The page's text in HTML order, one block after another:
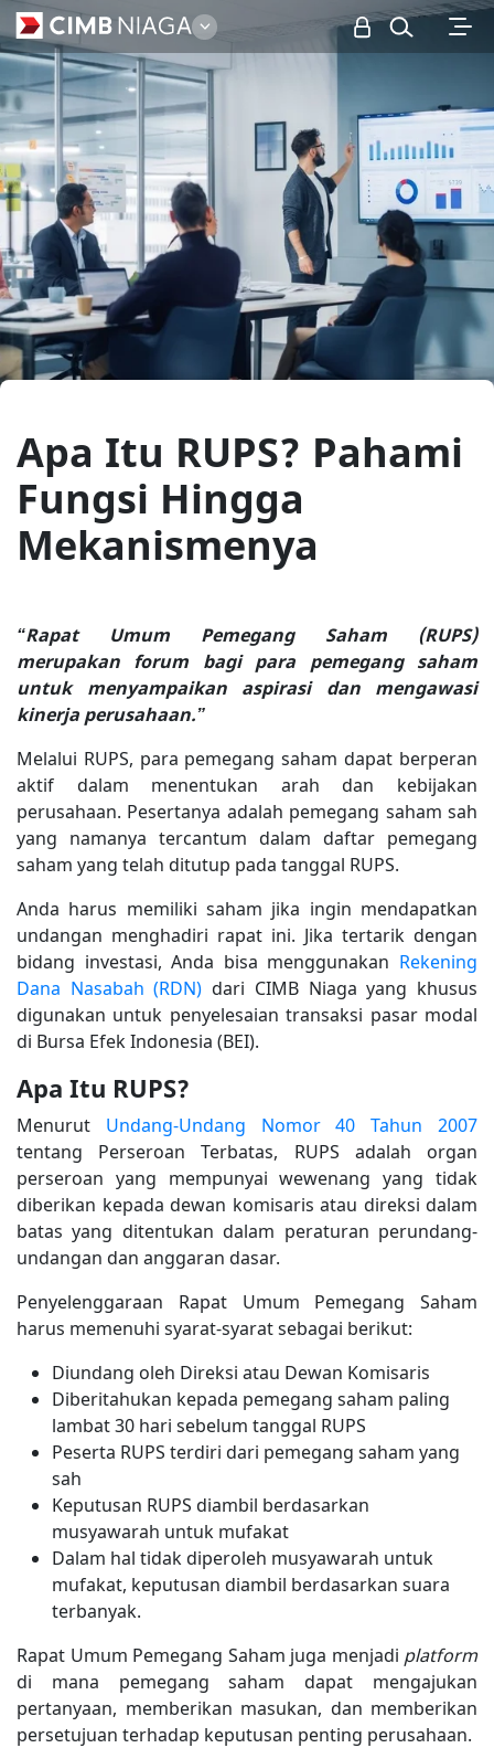
Personal
Apa Itu RUPS? Pahami
Fungsi Hingga
Mekanismenya
“Rapat Umum Pemegang Saham (RUPS)
merupakan forum bagi para pemegang saham
untuk menyampaikan aspirasi dan mengawasi
kinerja perusahaan.”
Melalui RUPS, para pemegang saham dapat berperan
aktif dalam menentukan arah dan kebijakan
perusahaan. Pesertanya adalah pemegang saham sah
yang namanya tercantum dalam daftar pemegang
saham yang telah ditutup pada tanggal RUPS.
Anda harus memiliki saham jika ingin mendapatkan
undangan menghadiri rapat ini. Jika tertarik dengan
bidang investasi, Anda bisa menggunakan Rekening
Dana Nasabah (RDN) dari CIMB Niaga yang khusus
digunakan untuk penyelesaian transaksi pasar modal
di Bursa Efek Indonesia (BEI).
Apa Itu RUPS?
Menurut Undang-Undang Nomor 40 Tahun 2007
tentang Perseroan Terbatas, RUPS adalah organ
perseroan yang mempunyai wewenang yang tidak
diberikan kepada dewan komisaris atau direksi dalam
batas yang ditentukan dalam peraturan perundang-
undangan dan anggaran dasar.
Penyelenggaraan Rapat Umum Pemegang Saham
harus memenuhi syarat-syarat sebagai berikut:
Diundang oleh Direksi atau Dewan Komisaris
Diberitahukan kepada pemegang saham paling
lambat 30 hari sebelum tanggal RUPS
Peserta RUPS terdiri dari pemegang saham yang
sah
Keputusan RUPS diambil berdasarkan
musyawarah untuk mufakat
Dalam hal tidak diperoleh musyawarah untuk
mufakat, keputusan diambil berdasarkan suara
terbanyak.
Rapat Umum Pemegang Saham juga menjadi platform
di mana pemegang saham dapat mengajukan
pertanyaan, memberikan masukan, dan memberikan
persetujuan terhadap keputusan penting perusahaan.